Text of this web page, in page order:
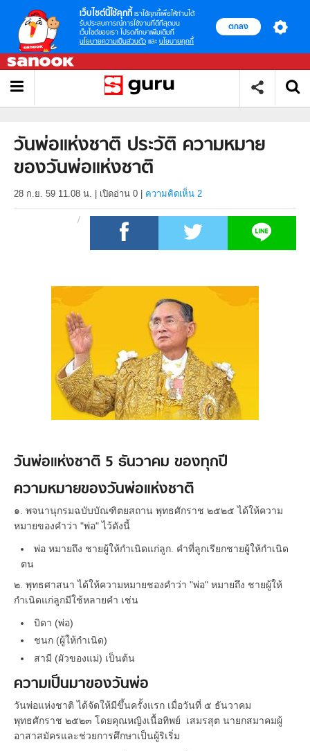
เว็บไซต์นี้ใช้คุกกี้ เราใช้คุกกี้เพื่อให้ท่านได้
รับประสบการณ์การใช้งานที่ดีที่สุดบน
เว็บไซต์ของเรา โปรดศึกษาเพิ่มเติมที่
นโยบายความเป็นส่วนตัว และ นโยบายคุกกี้
ตกลง
วันพ่อแห่งชาติ ประวัติ ความหมาย
ของวันพ่อแห่งชาติ
28 ก.ย. 59 11.08 น. เปิดอ่าน 0 ความคิดเห็น 2
วันพ่อแห่งชาติ 5 ธันวาคม ของทุกปี
ความหมายของวันพ่อแห่งชาติ
๑. พจนานุกรมฉบับบัณฑิตยสถาน พุทธศักราช ๒๕๒๕ ได้ให้ความ
หมายของคำว่า "พ่อ" ไว้ดังนี้
พ่อ หมายถึง ชายผู้ให้กำเนิดแก่ลูก. คำที่ลูกเรียกชายผู้ให้กำเนิด
ตน
๒. พุทธศาสนา ได้ให้ความหมายชองคำว่า "พ่อ" หมายถึง ชายผู้ให้
กำเนิดแก่ลูกมีใช้หลายคำ เช่น
บิดา (พ่อ)
ชนก (ผู้ให้กำเนิด)
สามี (ผัวของแม่) เป็นต้น
ความเป็นมาของวันพ่อ
วันพ่อแห่งชาติ ได้จัดให้มีขึ้นครั้งแรก เมื่อวันที่ ๕ ธันวาคม
พุทธศักราช ๒๕๒๓ โดยคุณหญิงเนื้อทิพย์ เสมรสุต นายกสมาคมผู้
อาสาสมัครและช่วยการศึกษาเป็นผู้ริเริ่ม